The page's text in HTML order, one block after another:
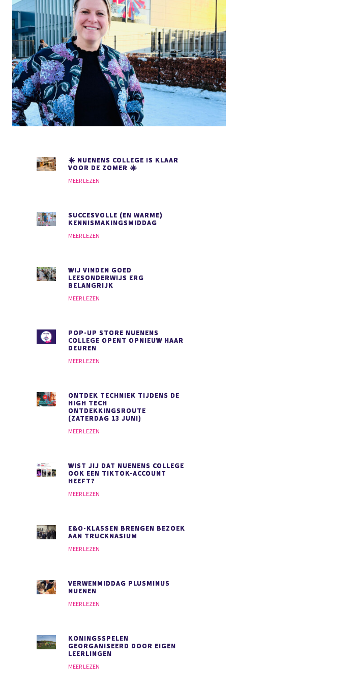
☀️ NUENENS COLLEGE IS KLAAR
VOOR DE ZOMER ☀️
MEER LEZEN
SUCCESVOLLE (EN WARME)
KENNISMAKINGSMIDDAG
MEER LEZEN
WIJ VINDEN GOED
LEESONDERWIJS ERG
BELANGRIJK
MEER LEZEN
POP-UP STORE NUENENS
COLLEGE OPENT OPNIEUW HAAR
DEUREN
MEER LEZEN
ONTDEK TECHNIEK TIJDENS DE
HIGH TECH
ONTDEKKINGSROUTE
(ZATERDAG 13 JUNI)
MEER LEZEN
WIST JIJ DAT NUENENS COLLEGE
OOK EEN TIKTOK-ACCOUNT
HEEFT?
MEER LEZEN
E&O-KLASSEN BRENGEN BEZOEK
AAN TRUCKNASIUM
MEER LEZEN
VERWENMIDDAG PLUSMINUS
NUENEN
MEER LEZEN
KONINGSSPELEN
GEORGANISEERD DOOR EIGEN
LEERLINGEN
MEER LEZEN